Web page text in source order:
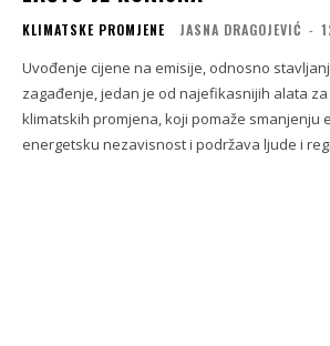
KLIMATSKE PROMJENE JASNA DRAGOJEVIĆ -
Uvođenje cijene na emisije, odnosno
zagađenje, jedan je od najefikasnijih alata
klimatskih promjena, koji pomaže smanjenju
energetsku nezavisnost i podržava ljude i